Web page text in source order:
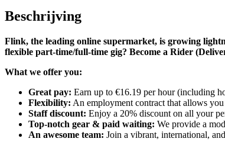
Beschrijving
Flink, the leading online supermarket, is growing
flexible part-time/full-time gig? Become a Rider
What we offer you:
Great pay: Earn up to €16.19 per hour (including
Flexibility: An employment contract that allows
Staff discount: Enjoy a 20% discount on all your
Top-notch gear & paid waiting: We provide a
An awesome team: Join a vibrant, international,